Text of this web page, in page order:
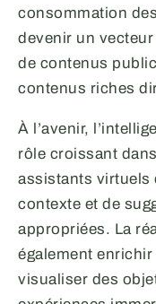
consommation
devenir un
de contenus
contenus riches
À l’avenir,
rôle croissant
assistants virtuels
contexte et de
appropriées. La
également
visualiser des